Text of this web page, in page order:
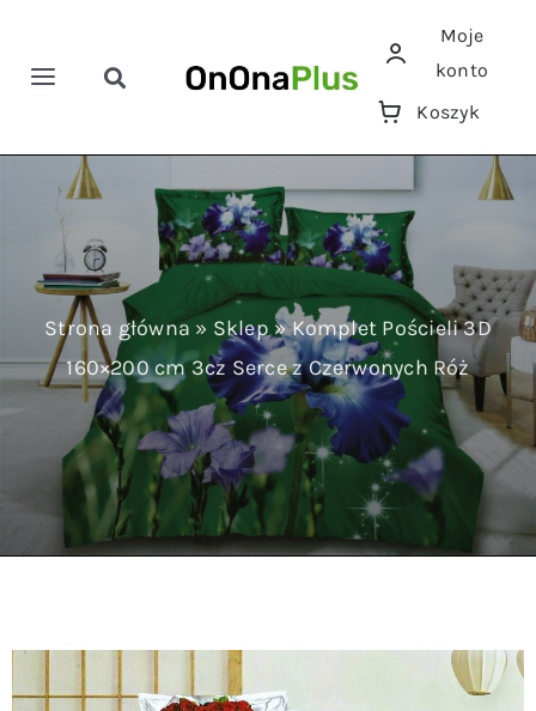
zawartości
Toggle
Pościele
Ręczniki
Koce
Prześcieradła
Toggle
Moje
konto
Koszyk
Strona główna » Sklep»Komplet Pościeli 3D
160×200 cm 3cz Serce z Czerwonych Róż